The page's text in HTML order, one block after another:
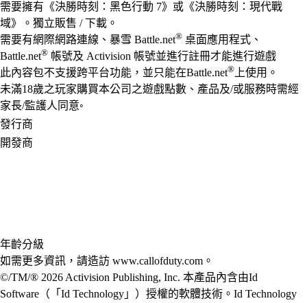
需要擁有《決勝時刻：黑色行動 7》或《決勝時刻：現代戰
域》。獨立販售 / 下載。
需要有網際網路連線、暴雪 Battle.net® 桌面應用程式、
Battle.net® 帳號及 Activision 帳號並進行註冊才能進行遊戲
此內容包不支援跨平台功能，並只能在Battle.net® 上使用。
未滿18歲之玩家購買本公司之遊戲點數、產品及/或服務時需經
家長/監護人同意◦
發行商
開發商
年齡分級
如需更多資訊，請造訪 www.callofduty.com。
©/TM/® 2026 Activision Publishing, Inc. 本產品內含由Id
Software（「Id Technology」）授權的軟體技術。Id Technology